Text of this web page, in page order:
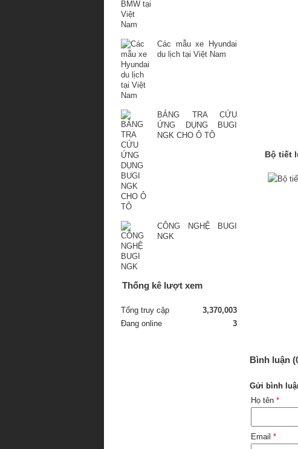
Bộ tiết
Bình luận
Gửi bình
Họ tên*
Email*
Các mẫu xe Hyundai
du lịch tại Việt Nam
BẢNG TRA CỨU
ỨNG DỤNG BUGI
NGK CHO Ô TÔ
CÔNG NGHỆ BUGI
NGK
Thống kê lượt xem
Tổng truy cập
3,370,003
Đang online
3